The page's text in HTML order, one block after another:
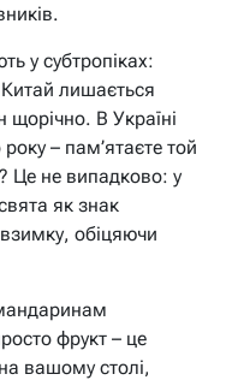
у субтропіках:
лишається
В Україні
– пам’ятаєте той
Це не випадково: у
як знак
обіцяючи
фрукт – це
вашому столі,